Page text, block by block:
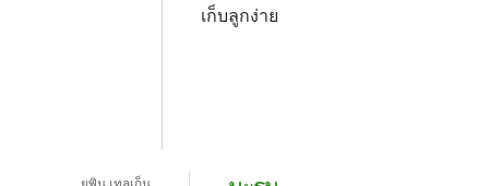
เก็บลูกง่าย